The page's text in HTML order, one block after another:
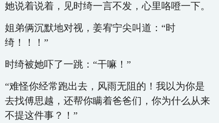
她说着说着，见时绮一言不发，心里咯噔一下。
姐弟俩沉默地对视，姜宥宁尖叫道：“时
绮！！！”
时绮被她吓了一跳：“干嘛！”
“难怪你经常跑出去，风雨无阻的！我以为你是
去找傅思越，还帮你瞒着爸爸们，你为什么从来
不提这件事？！”